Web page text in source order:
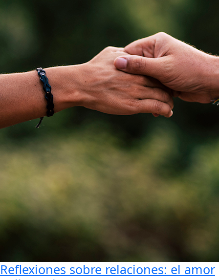
Reflexiones sobre relaciones: el amor